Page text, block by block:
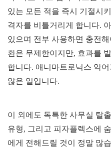
있는 모든 적을 즉시 기절시
격자를 비틀거리게 합니다.
있으며 전부 사용하면 충전
환은 무제한이지만, 효과를
합니다. 애니마트로닉스 악
않은 일입니다.
이 외에도 독특한 사무실 탈
유형, 그리고 피자플렉스에
에게 전해드릴 것이 정말 많